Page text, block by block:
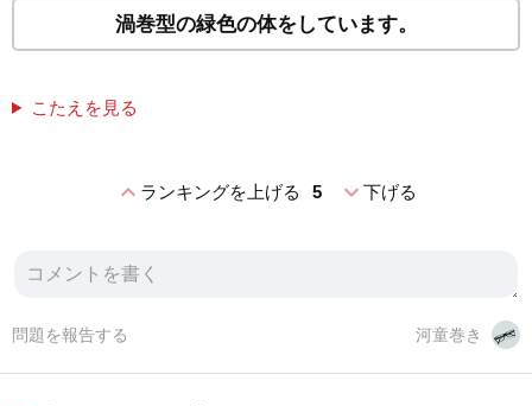
渦巻型の緑色の体をしています。
こたえを見る
expand_lessランキングを上げる 5 expand_more下げる
河童巻き
問題を報告する